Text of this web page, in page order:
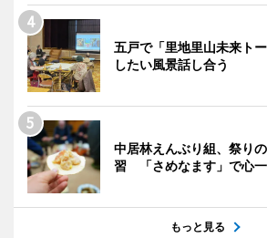
五戸で「里地里山未来ト
したい風景話し合う
中居林えんぶり組、祭り
習 「さめなます」で心
もっと見る